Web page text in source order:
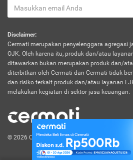
Disclaimer:
Cermati merupakan penyelenggara agregasi
OJK. Oleh karena itu, produk dan/atau
ditawarkan bukan merupakan produk dan/
diterbitkan oleh Cermati dan Cermati tidak
dan risiko terkait produk dan/atau layanan
melakukan kegiatan di sektor jasa keuangan.
© 2026 Cermati. All Rights Reserved.